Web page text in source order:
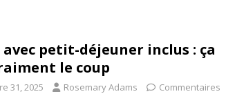
à ne pas manquer lors de votre escapade au
pour voyager en Géorgie : conseils pratiques et astuces
petit-déjeuner inclus : ça
le coup
31, 2025 Rosemary Adams
Commentaires